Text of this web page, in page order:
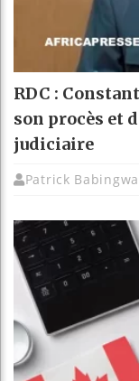
RDC :
son procès et
judiciaire
Patrick Babingwa